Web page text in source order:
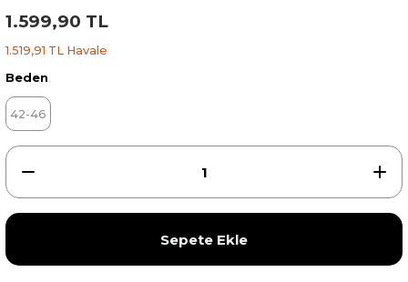
1.599,90 TL
1.519,91 TL Havale
Beden
42-46
Sepete Ekle